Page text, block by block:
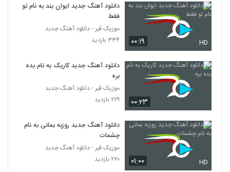
موزیک زیبای هستم تا هستی از امیر اشکان
5751
دانلود آهنگ امیر راد شبگرد
آهنگ بارون از مسعود خسروی(پاپ)
۲۴۲ بازدید
موزیک زیبای ای یارم از امیررضا مسیحا
۰۰:۱۹ HD
دانلود آهنگ جدید ایوان بند به نام تو
فقط
موزیک قیر - دانلود آهنگ جدبد
۳۳۴ بازدید
۰۰:۲۳
دانلود آهنگ جدید کاریک به نام بده
بره
موزیک قیر - دانلود آهنگ جدبد
۲۲۹ بازدید
۰۱:۰۰ HD
دانلود آهنگ جدید روزبه بمانی به نام
چشمات
موزیک قیر - دانلود آهنگ جدبد
۲۷۰ بازدید